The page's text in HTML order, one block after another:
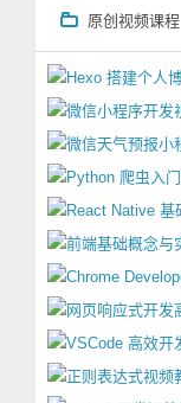
原创视频课程